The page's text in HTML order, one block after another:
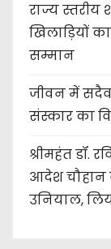
राज्य स्तरीय
खिलाड़ियों का
सम्मान
जीवन में सदैव
संस्कार का
श्रीमहंत डॉ.
आदेश चौहान
उनियाल,